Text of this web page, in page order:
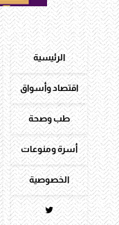
الرئيسية
اقتصاد وأسواق
طب وصحة
أسرة ومنوعات
الخصوصية
